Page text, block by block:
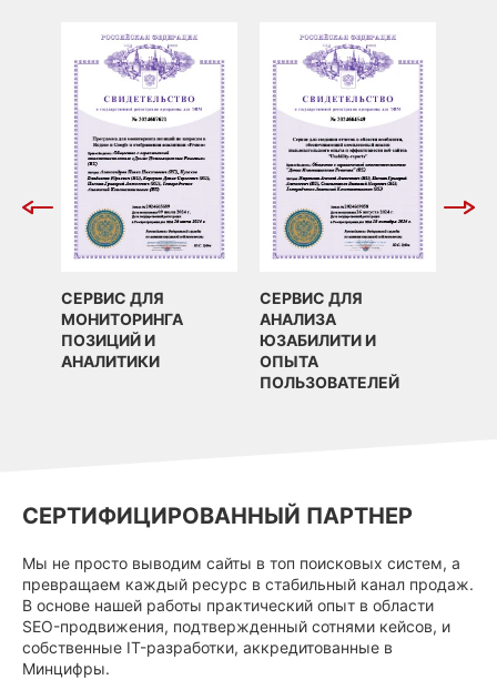
СЕРВИС ДЛЯ
МОНИТОРИНГА
ПОЗИЦИЙ И
АНАЛИТИКИ
СЕРВИС ДЛЯ
АНАЛИЗА
ЮЗАБИЛИТИ И
ОПЫТА
ПОЛЬЗОВАТЕЛЕЙ
СЕРТИФИЦИРОВАННЫЙ ПАРТНЕР
Мы не просто выводим сайты в топ поисковых систем, а
превращаем каждый ресурс в стабильный канал продаж.
В основе нашей работы практический опыт в области
SEO-продвижения, подтвержденный сотнями кейсов, и
собственные IT-разработки, аккредитованные в
Минцифры.